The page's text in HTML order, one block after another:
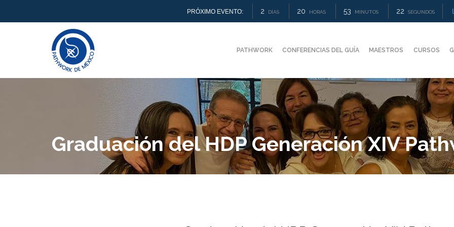
PRÓXIMO EVENTO: 2 DÍAS 20 HORAS 53 MINUTOS 20 SEGUNDOS
PATHWORK CONFERENCIAS DEL GUÍA MAESTROS CURSOS
Graduación del HDP Generación XIV